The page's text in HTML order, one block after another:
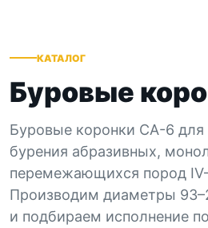
КАТАЛОГ
Буровые
Буровые коронки СА-6 для
бурения абразивных,
перемежающихся пород
Производим диаметры
и подбираем исполнение